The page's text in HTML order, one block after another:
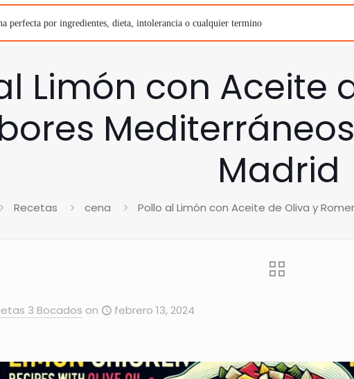
Limón con Aceite
Madrid
Recetas cena Pollo al Limón con Aceite de Oliva y
3 Bocados on febrero 13, 2024